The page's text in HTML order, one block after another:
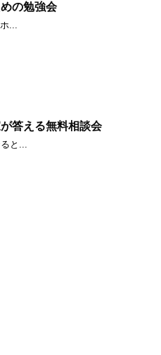
の勉強会
...
答える無料相談会
と...